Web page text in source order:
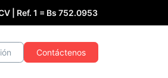
| Ref. 1 = Bs 752.0953
Contáctenos